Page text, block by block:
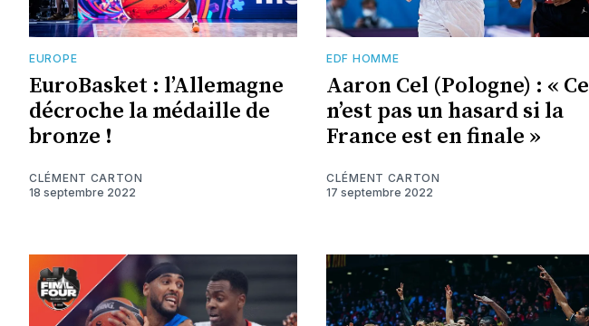
EUROPE
EuroBasket : l’Allemagne
décroche la médaille de
bronze !
CLÉMENT CARTON
18 septembre 2022
EDF HOMME
Aaron Cel (Pologne) : « Ce
n’est pas un hasard si la
France est en finale »
CLÉMENT CARTON
17 septembre 2022